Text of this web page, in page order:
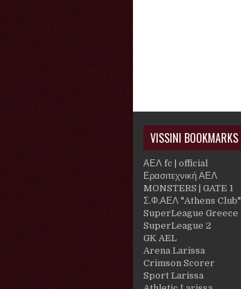
VISSINI BOOKMARKS
ΑΕΛ fc | official
Ερασιτεχνική ΑΕΛ
MONSTERS | GATE 1
Σ.Φ.ΑΕΛ "Athens Club"
SuperLeague Greece
SuperLeague 2
GK AEL
Arena Larissa
Crimson Scorer
Sport Larissa